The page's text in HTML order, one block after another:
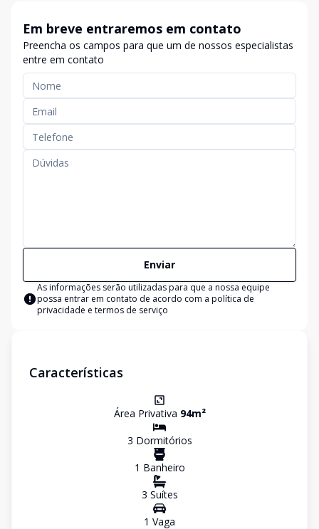
Em breve entraremos em contato
Preencha os campos para que um de nossos especialistas
entre em contato
Enviar
As informações serão utilizadas para que a nossa equipe
possa entrar em contato de acordo com a política de
privacidade e termos de serviço
Características
Área Privativa 94m²
3 Dormitórios
1 Banheiro
3 Suítes
1 Vaga